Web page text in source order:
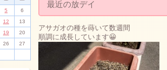
最近の放デイ
アサガオの種を蒔いて数週間
順調に成長しています😀
5
6
12
13
19
20
26
27